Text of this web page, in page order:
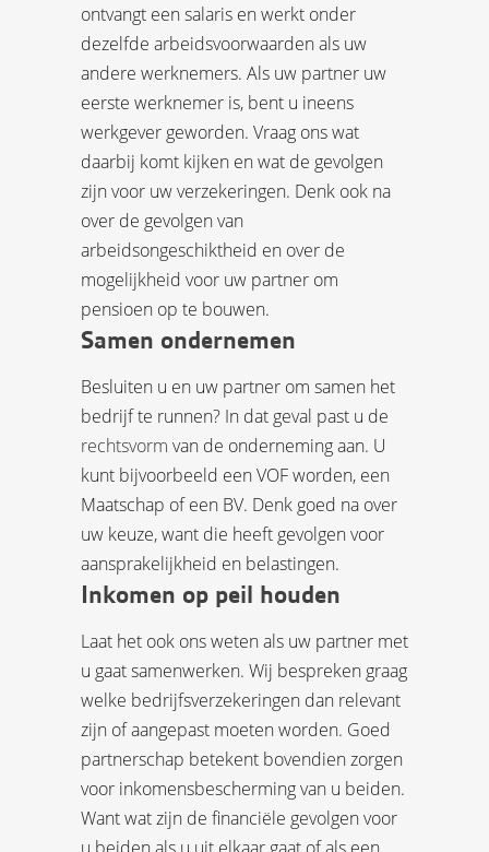
ontvangt een salaris en werkt onder
dezelfde arbeidsvoorwaarden als uw
andere werknemers. Als uw partner uw
eerste werknemer is, bent u ineens
werkgever geworden. Vraag ons wat
daarbij komt kijken en wat de gevolgen
zijn voor uw verzekeringen. Denk ook na
over de gevolgen van
arbeidsongeschiktheid en over de
mogelijkheid voor uw partner om
pensioen op te bouwen.
Samen ondernemen
Besluiten u en uw partner om samen het
bedrijf te runnen? In dat geval past u de
rechtsvorm van de onderneming aan. U
kunt bijvoorbeeld een VOF worden, een
Maatschap of een BV. Denk goed na over
uw keuze, want die heeft gevolgen voor
aansprakelijkheid en belastingen.
Inkomen op peil houden
Laat het ook ons weten als uw partner met
u gaat samenwerken. Wij bespreken graag
welke bedrijfsverzekeringen dan relevant
zijn of aangepast moeten worden. Goed
partnerschap betekent bovendien zorgen
voor inkomensbescherming van u beiden.
Want wat zijn de financiële gevolgen voor